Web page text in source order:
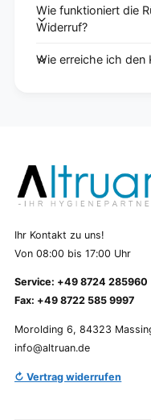
Wie funktioniert die
Widerruf?
Wie erreiche ich den
Ihr Kontakt zu uns!
Von 08:00 bis 17:00 Uhr
Service: +49 8724 285960
Fax: +49 8722 585 9997
Morolding 6, 84323
info@altruan.de
↻ Vertrag widerrufen